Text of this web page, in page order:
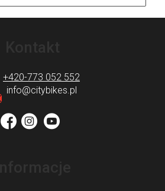
info@citybikes.pl
+420-773 052 552